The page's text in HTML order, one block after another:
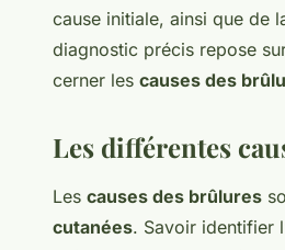
cause initiale, ainsi que de
diagnostic précis repose
cerner les causes des
Les différentes
Les causes des brûlures
cutanées. Savoir identifier